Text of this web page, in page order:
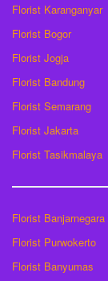
Florist Karanganyar
Florist Bogor
Florist Jogja
Florist Bandung
Florist Semarang
Florist Jakarta
Florist Tasikmalaya
Florist Banjarnegara
Florist Purwokerto
Florist Banyumas